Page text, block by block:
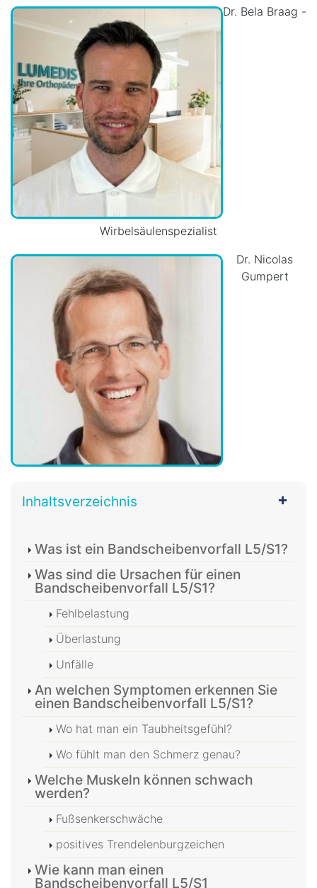
Dr. Bela Braag -
Wirbelsäulenspezialist
Dr. Nicolas
Gumpert
Inhaltsverzeichnis
Was ist ein Bandscheibenvorfall L5/S1?
Was sind die Ursachen für einen
Bandscheibenvorfall L5/S1?
Fehlbelastung
Überlastung
Unfälle
An welchen Symptomen erkennen Sie
einen Bandscheibenvorfall L5/S1?
Wo hat man ein Taubheitsgefühl?
Wo fühlt man den Schmerz genau?
Welche Muskeln können schwach
werden?
Fußsenkerschwäche
positives Trendelenburgzeichen
Wie kann man einen
Bandscheibenvorfall L5/S1